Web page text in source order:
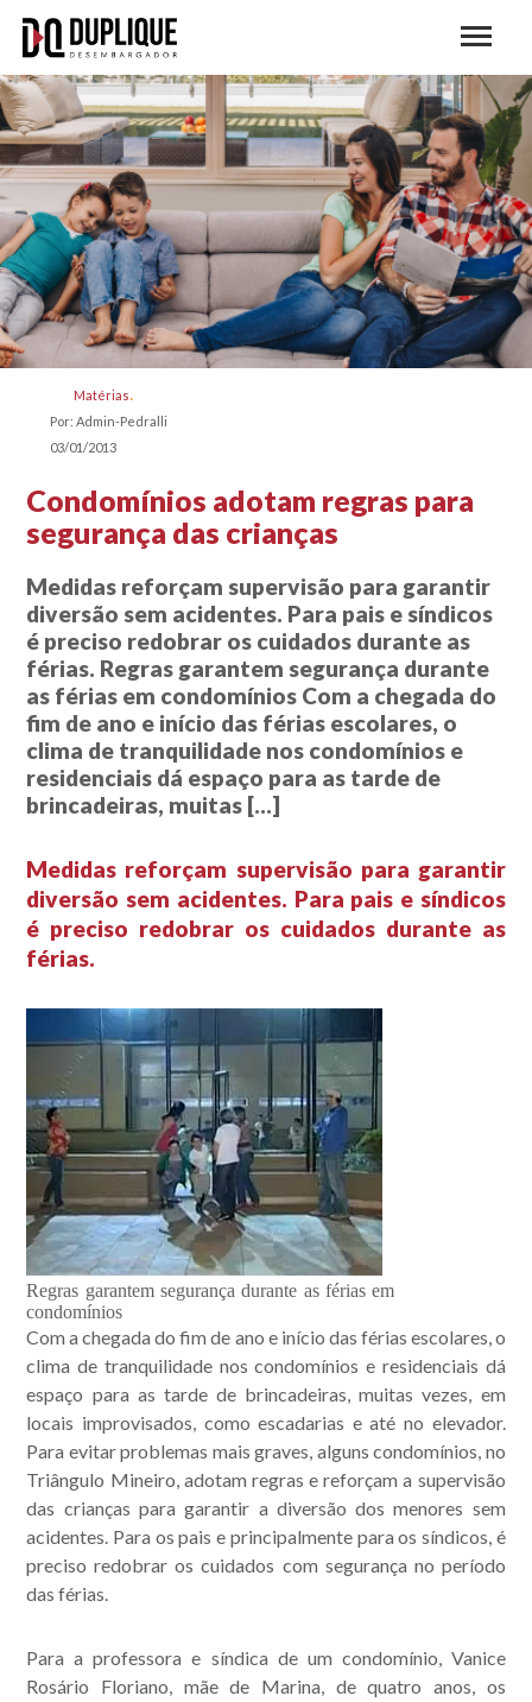
Acompanhe nossas
publicações.
Matérias
Por: Admin-Pedralli
03/01/2013
Condomínios adotam regras para
segurança das crianças
Medidas reforçam supervisão para garantir
diversão sem acidentes. Para pais e síndicos
é preciso redobrar os cuidados durante as
férias. Regras garantem segurança durante
as férias em condomínios Com a chegada do
fim de ano e início das férias escolares, o
clima de tranquilidade nos condomínios e
residenciais dá espaço para as tarde de
brincadeiras, muitas […]
Medidas reforçam supervisão para garantir
diversão sem acidentes. Para pais e síndicos
é preciso redobrar os cuidados durante as
férias.
Regras garantem segurança durante as férias em
condomínios
Com a chegada do fim de ano e início das férias escolares, o
clima de tranquilidade nos condomínios e residenciais dá
espaço para as tarde de brincadeiras, muitas vezes, em
locais improvisados, como escadarias e até no elevador.
Para evitar problemas mais graves, alguns condomínios, no
Triângulo Mineiro, adotam regras e reforçam a supervisão
das crianças para garantir a diversão dos menores sem
acidentes. Para os pais e principalmente para os síndicos, é
preciso redobrar os cuidados com segurança no período
das férias.
Para a professora e síndica de um condomínio, Vanice
Rosário Floriano, mãe de Marina, de quatro anos, os